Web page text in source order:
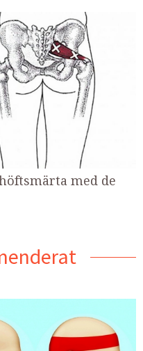
med de